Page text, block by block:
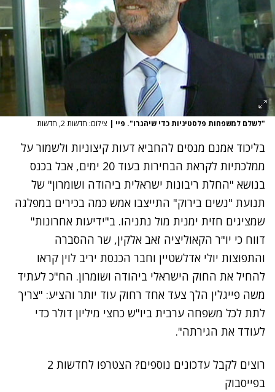
"לשלם למשפחות פלסטיניות כדי שיהגרו". פיי | צילום: חדשות 2, חדשות
בליכוד אמנם מנסים להחביא דעות קיצוניות ולשמור על
ממלכתיות לקראת הבחירות בעוד 20 ימים, אבל בכנס
בנושא "החלת ריבונות ישראלית ביהודה ושומרון" של
תנועת "נשים בירוק" התייצבו אמש כמה בכירים במפלגה
שמציגים חזית ימנית מול נתניהו. ב"ידיעות אחרונות"
דווח כי יו"ר הקאוליציה זאב אלקין, שר ההסברה
והתפוצות יולי אדלשטיין וחבר הכנסת יריב לוין קראו
להחיל את החוק הישראלי ביהודה ושומרון. הח"כ לעתיד
משה פייגלין הלך צעד אחד רחוק עוד יותר והציע: "צריך
לתת לכל משפחה ערבית ביו"ש כחצי מיליון דולר כדי
לעודד את הגירתה".
רוצים לקבל עדכונים נוספים? הצטרפו לחדשות 2
בפייסבוק